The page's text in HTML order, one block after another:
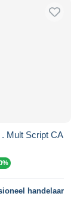
Mult Script CA
handelaar